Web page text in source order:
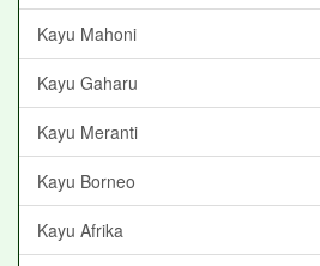
Kayu Mahoni
Kayu Gaharu
Kayu Meranti
Kayu Borneo
Kayu Afrika